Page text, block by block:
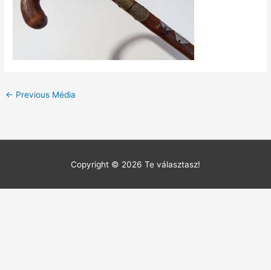
← Previous Média
Copyright © 2026 Te választasz!